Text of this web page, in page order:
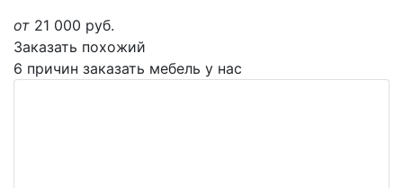
от 21 000 руб.
Заказать похожий
6 причин заказать мебель у нас